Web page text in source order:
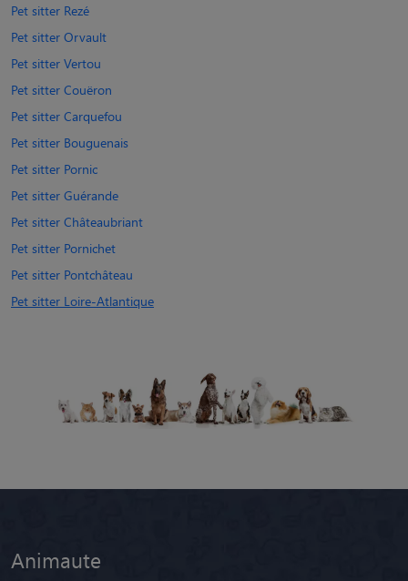
Pet sitter Rezé
Pet sitter Orvault
Pet sitter Vertou
Pet sitter Couëron
Pet sitter Carquefou
Pet sitter Bouguenais
Pet sitter Pornic
Pet sitter Guérande
Pet sitter Châteaubriant
Pet sitter Pornichet
Pet sitter Pontchâteau
Pet sitter Loire-Atlantique
Animaute